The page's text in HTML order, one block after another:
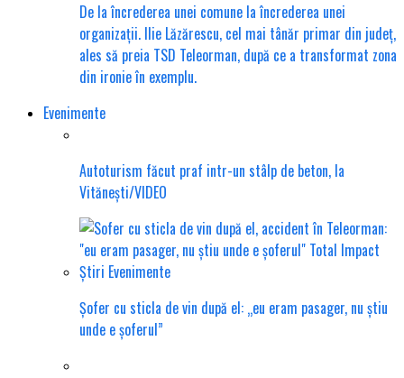
De la încrederea unei comune la încrederea unei
organizații. Ilie Lăzărescu, cel mai tânăr primar din județ,
ales să preia TSD Teleorman, după ce a transformat zona
din ironie în exemplu.
Evenimente
Autoturism făcut praf intr-un stâlp de beton, la
Vitănești/VIDEO
Șofer cu sticla de vin după el: „eu eram pasager, nu știu
unde e șoferul”